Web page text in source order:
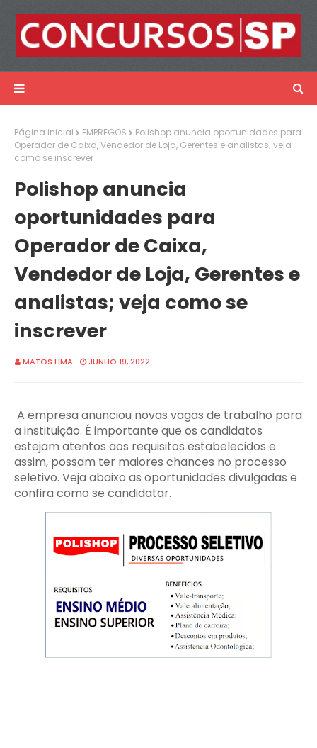
Página inicial EMPREGOS
Polishop anuncia oportunidades para
Operador de Caixa, Vendedor de Loja, Gerentes e analistas; veja
como se inscrever
Polishop anuncia
oportunidades para
Operador de Caixa,
Vendedor de Loja, Gerentes e
analistas; veja como se
inscrever
MATOS LIMA JUNHO 19, 2022
A empresa anunciou novas vagas de trabalho para
a instituição. É importante que os candidatos
estejam atentos aos requisitos estabelecidos e
assim, possam ter maiores chances no processo
seletivo. Veja abaixo as oportunidades divulgadas e
confira como se candidatar.